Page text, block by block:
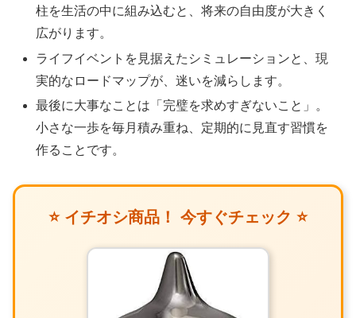
柱を生活の中に組み込むと、将来の自由度が大きく
広がります。
ライフイベントを見据えたシミュレーションと、現
実的なロードマップが、迷いを減らします。
最後に大事なことは「完璧を求めすぎないこと」。
小さな一歩を毎月積み重ね、定期的に見直す習慣を
作ることです。
⭐ イチオシ商品！ 今すぐチェック ⭐